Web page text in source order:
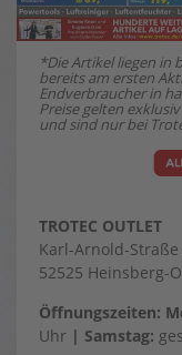
*Die Artikel liegen in
bereits am ersten
Endverbraucher in
Preise gelten
und sind nur bei
TROTEC OUTLET
Karl-Arnold-
52525 Heinsberg-
Öffnungszeiten:
Uhr | Samstag: